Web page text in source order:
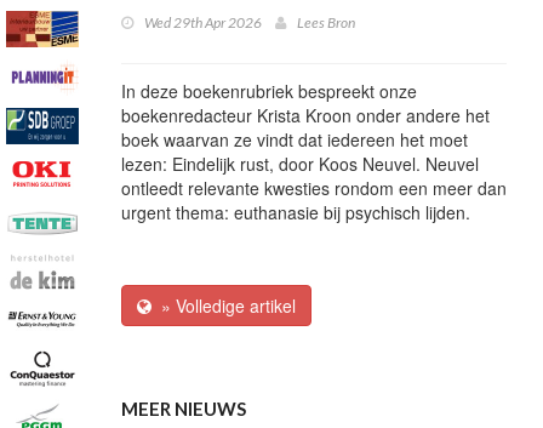
Wed 29th Apr 2026 Lees Bron
In deze boekenrubriek bespreekt onze
boekenredacteur Krista Kroon onder andere het
boek waarvan ze vindt dat iedereen het moet
lezen: Eindelijk rust, door Koos Neuvel. Neuvel
ontleedt relevante kwesties rondom een meer dan
urgent thema: euthanasie bij psychisch lijden.
» Volledige artikel
MEER NIEUWS